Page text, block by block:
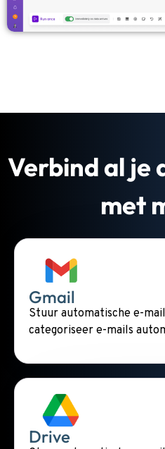
Verbind al je
met
Gmail
Stuur automatische e-
categoriseer e-mails
Drive